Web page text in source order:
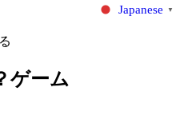
Japanese ▼
ゲーム